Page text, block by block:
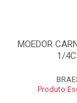
MOEDOR
1/
Produto